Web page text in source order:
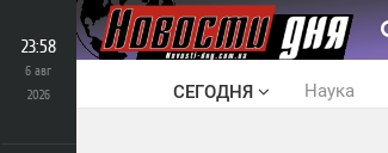
СЕГОДНЯ Наука
23:58
6 авг
2026